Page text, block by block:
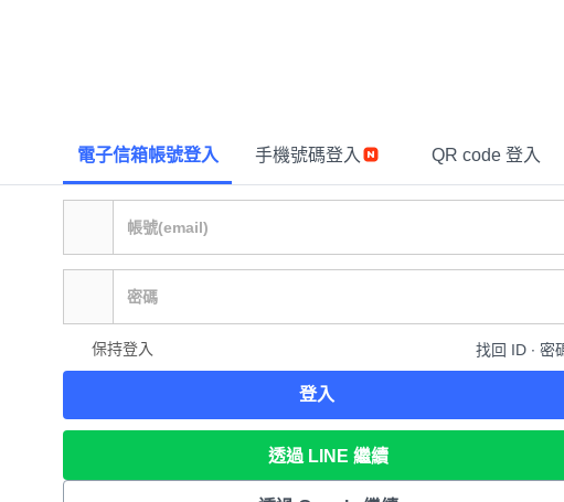
電子信箱帳號登入 手機號碼登入 QR code 登入
保持登入 找回 ID ∙ 密
登入
透過 LINE 繼續